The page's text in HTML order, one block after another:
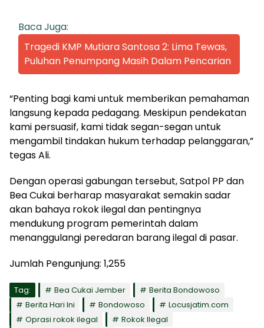
Baca Juga:
Tragedi KMP Mutiara Santosa 2: Lima Tewas,
Puluhan Penumpang Masih Dalam Pencarian
“Penting bagi kami untuk memberikan pemahaman
langsung kepada pedagang. Meskipun pendekatan
kami persuasif, kami tidak segan-segan untuk
mengambil tindakan hukum terhadap pelanggaran,”
tegas Ali.
Dengan operasi gabungan tersebut, Satpol PP dan
Bea Cukai berharap masyarakat semakin sadar
akan bahaya rokok ilegal dan pentingnya
mendukung program pemerintah dalam
menanggulangi peredaran barang ilegal di pasar.
Jumlah Pengunjung: 1,255
Tag: Bea Cukai Jember
Berita Bondowoso
Berita Hari Ini
Bondowoso
Locusjatim.com
Oprasi rokok ilegal
Rokok Ilegal